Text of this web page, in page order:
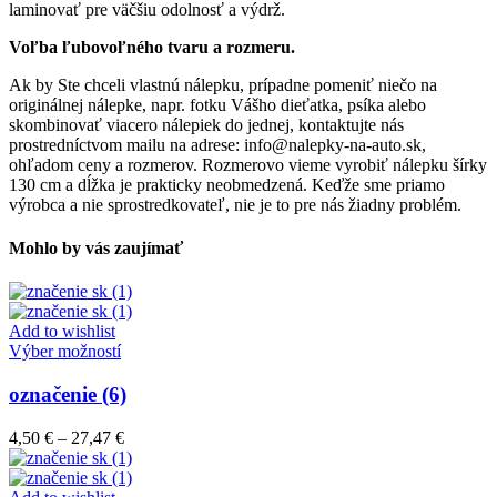
laminovať pre väčšiu odolnosť a výdrž.
Voľba ľubovoľného tvaru a rozmeru.
Ak by Ste chceli vlastnú nálepku, prípadne pomeniť niečo na
originálnej nálepke, napr. fotku Vášho dieťatka, psíka alebo
skombinovať viacero nálepiek do jednej, kontaktujte nás
prostredníctvom mailu na adrese: info@nalepky-na-auto.sk,
ohľadom ceny a rozmerov. Rozmerovo vieme vyrobiť nálepku šírky
130 cm a dĺžka je prakticky neobmedzená. Keďže sme priamo
výrobca a nie sprostredkovateľ, nie je to pre nás žiadny problém.
Mohlo by vás zaujímať
Add to wishlist
Výber možnostíTento
má
viacero
variantov.
Možnosti
si
môžete
označenie (6)
4,50 € – 27,47 €Price
range:
4,50 €